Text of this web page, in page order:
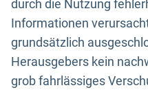
durch die Nutzung
Informationen
grundsätzlich
Herausgebers kein
grob fahrlässiges